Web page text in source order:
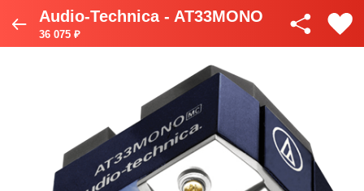
Audio-Technica - AT33MONO
36 075 ₽